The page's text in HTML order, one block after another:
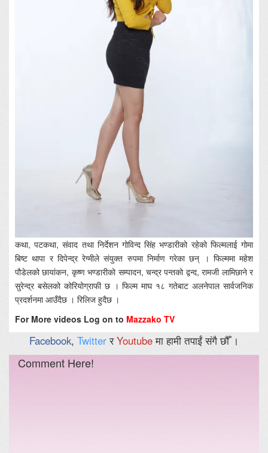
कथा, पटकथा, संवाद तथा निर्देशन गोविन्द सिंह भण्डारीको रहेको फिल्मलाई गोमा
बिष्ट थापा र दिपेन्द्र रेग्मीले संयुक्त रुपमा निर्माण गरेका छन् । फिल्ममा महेश
पौडेलको छायांकन, कृष्ण भण्डारीको सम्पादन, चन्द्र पन्तको द्वन्द, रामजी लामिछाने र
सुरेन्द्र बसेलको कोरियोग्राफी छ । फिल्म माघ १८ गतेबाट अलनेपाल सार्वजनिक
प्रदर्शनमा आउँदैछ । रिलिज हुदैछ ।
For More videos Log on to Mazzako TV
Facebook, TwitterरYoutubeमा हामी तपाईं संगै छौँ ।
Comment Here!